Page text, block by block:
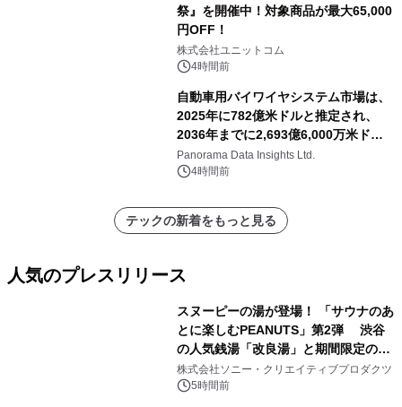
祭』を開催中！対象商品が最大65,000
円OFF！
株式会社ユニットコム
4時間前
自動車用バイワイヤシステム市場は、
2025年に782億米ドルと推定され、
2036年までに2,693億6,000万米ドル
に達すると予測されており、予測期間
（2026年～2036年）
Panorama Data Insights Ltd.
4時間前
テックの新着をもっと見る
人気のプレスリリース
スヌーピーの湯が登場！ 「サウナのあ
とに楽しむPEANUTS」第2弾 渋谷
の人気銭湯「改良湯」と期間限定のコ
ラボレーション サウナイキタイコラ
ボグッズも発売決定！
株式会社ソニー・クリエイティブプロダクツ
5時間前